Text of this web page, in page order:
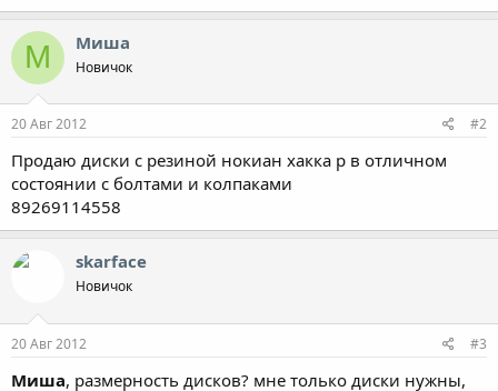
М Миша
Новичок
20 Авг 2012 #2
Продаю диски с резиной нокиан хакка р в отличном
состоянии с болтами и колпаками
89269114558
skarface
Новичок
20 Авг 2012 #3
Миша, размерность дисков? мне только диски нужны,